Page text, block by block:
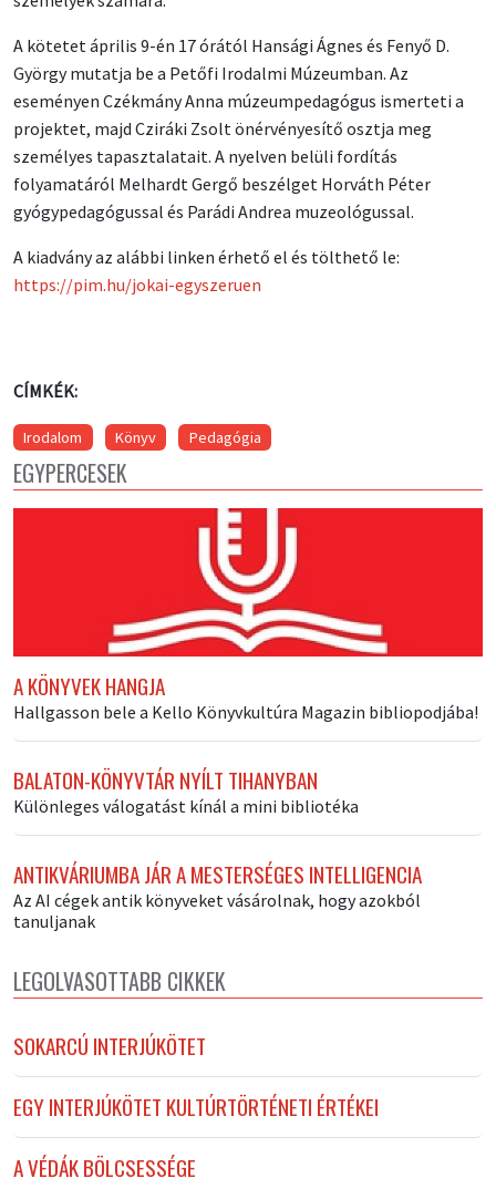
A kötetet április 9-én 17 órától Hansági Ágnes és Fenyő D.
György mutatja be a Petőfi Irodalmi Múzeumban. Az
eseményen Czékmány Anna múzeumpedagógus ismerteti a
projektet, majd Cziráki Zsolt önérvényesítő osztja meg
személyes tapasztalatait. A nyelven belüli fordítás
folyamatáról Melhardt Gergő beszélget Horváth Péter
gyógypedagógussal és Parádi Andrea muzeológussal.
A kiadvány az alábbi linken érhető el és tölthető le:
https://pim.hu/jokai-egyszeruen
CÍMKÉK:
Irodalom Könyv Pedagógia
EGYPERCESEK
A KÖNYVEK HANGJA
Hallgasson bele a Kello Könyvkultúra Magazin bibliopodjába!
BALATON-KÖNYVTÁR NYÍLT TIHANYBAN
Különleges válogatást kínál a mini bibliotéka
ANTIKVÁRIUMBA JÁR A MESTERSÉGES INTELLIGENCIA
Az AI cégek antik könyveket vásárolnak, hogy azokból
tanuljanak
LEGOLVASOTTABB CIKKEK
SOKARCÚ INTERJÚKÖTET
EGY INTERJÚKÖTET KULTÚRTÖRTÉNETI ÉRTÉKEI
A VÉDÁK BÖLCSESSÉGE